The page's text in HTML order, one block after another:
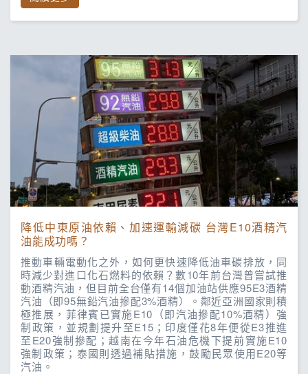
降低中東原油依賴、加速運輸減碳 台灣E10酒精汽
油能成功嗎？
推動車輛電動化之外，如何更快速降低油車碳排放，同
時減少對進口化石燃料的依賴？數10年前台灣曾嘗試推
動酒精汽油，但目前全台僅有14個加油站供應95E3酒精
汽油（即95無鉛汽油摻配3%酒精）。鄰近亞洲國家則積
極推展，菲律賓已實施E10（即汽油摻配10%酒精）強
制政策，並規劃提升至E15；印度僅花8年便從E3推進
至E20強制摻配；越南在今年石油危機下提前實施E10
強制政策；泰國則透過補貼措施，鼓勵民眾使用E20等
汽油。